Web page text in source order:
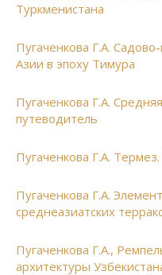
Туркменистана
Пугаченкова Г.А.
Азии в эпоху Тимура
Пугаченкова Г.А.
путеводитель
Пугаченкова Г.А.
Пугаченкова Г.А.
среднеазиатских
Пугаченкова Г.А.,
архитектуры